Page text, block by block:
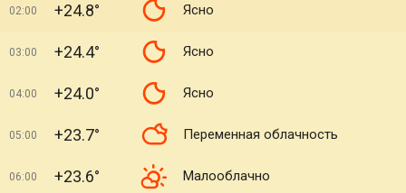
02:00 +24.8° Ясно
03:00 +24.4° Ясно
04:00 +24.0° Ясно
05:00 +23.7° Переменная облачность
06:00 +23.6° Малооблачно